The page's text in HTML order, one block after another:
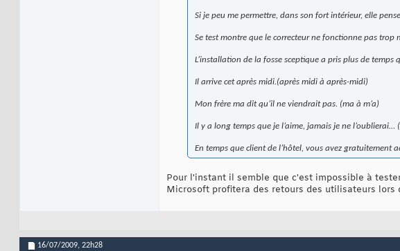
Si je peu me permettre, dans son fort intérieur, elle
Se test montre que le correcteur ne fonctionne pas trop
L’installation de la fosse sceptique a pris plus de temps
Il arrive cet après midi.(après midi à après-midi)
Mon frère ma dit qu’il ne viendrait pas. (ma à m’a)
Il y a long temps que je l’aime, jamais je ne
En temps que client de l’hôtel, vous avez gratuitement
Pour l'instant il semble que c'est impossible à
Microsoft profitera des retours des utilisateurs
16/07/2009, 22h28